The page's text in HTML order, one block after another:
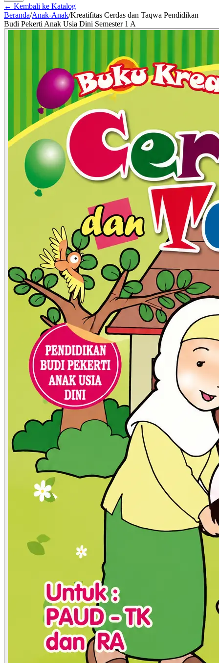
← Kembali ke Katalog
Beranda/Anak-Anak/Kreatifitas Cerdas dan Taqwa Pendidikan
Budi Pekerti Anak Usia Dini Semester 1 A